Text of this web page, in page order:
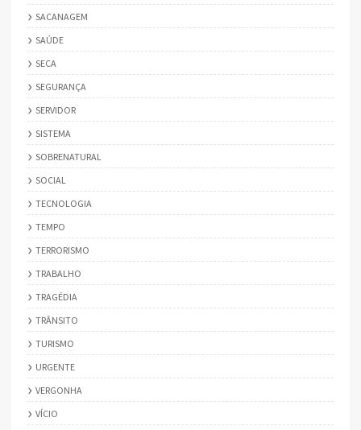
SACANAGEM
SAÚDE
SECA
SEGURANÇA
SERVIDOR
SISTEMA
SOBRENATURAL
SOCIAL
TECNOLOGIA
TEMPO
TERRORISMO
TRABALHO
TRAGÉDIA
TRÂNSITO
TURISMO
URGENTE
VERGONHA
VÍCIO